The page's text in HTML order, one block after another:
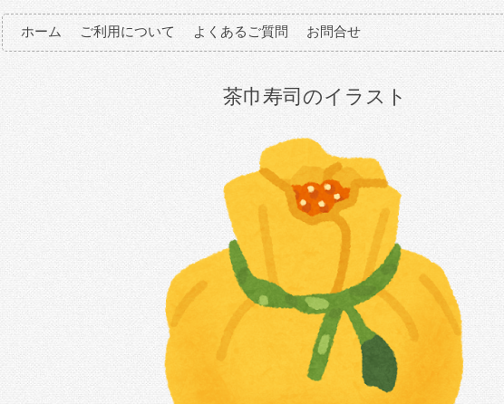
ホーム ご利用について よくあるご質問 お問合せ
茶巾寿司のイラスト